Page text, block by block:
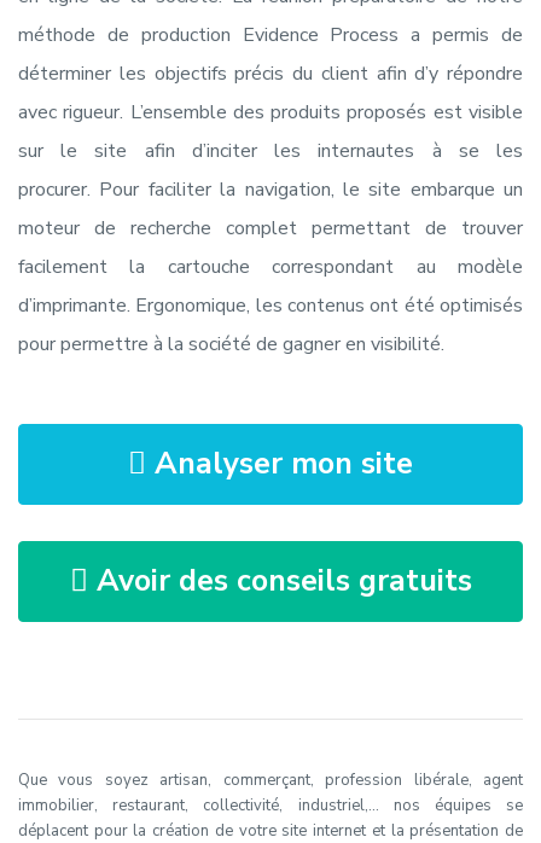
méthode de production Evidence Process a permis de
déterminer les objectifs précis du client afin d’y répondre
avec rigueur. L’ensemble des produits proposés est visible
sur le site afin d’inciter les internautes à se les
procurer. Pour faciliter la navigation, le site embarque un
moteur de recherche complet permettant de trouver
facilement la cartouche correspondant au modèle
d’imprimante. Ergonomique, les contenus ont été optimisés
pour permettre à la société de gagner en visibilité.
Analyser mon site
Avoir des conseils gratuits
Que vous soyez artisan, commerçant, profession libérale, agent
immobilier, restaurant, collectivité, industriel,… nos équipes se
déplacent pour la création de votre site internet et la présentation de